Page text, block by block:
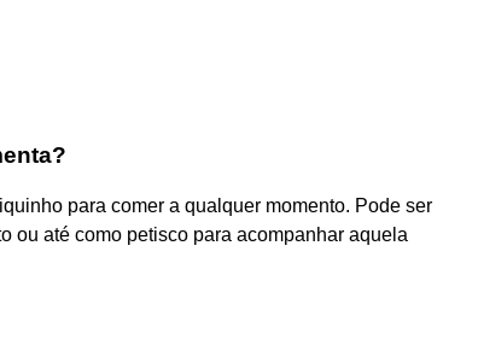
para comer a qualquer momento. Pode ser
ou até como petisco para acompanhar aquela